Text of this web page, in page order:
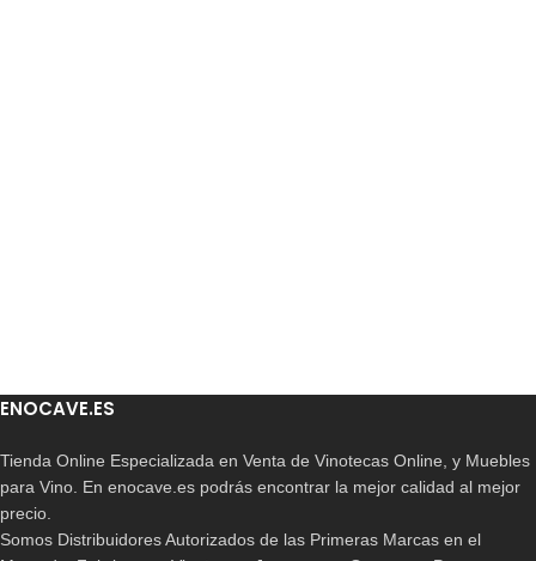
ENOCAVE.ES
Tienda Online Especializada en Venta de Vinotecas Online, y Muebles
para Vino. En enocave.es podrás encontrar la mejor calidad al mejor
precio.
Somos Distribuidores Autorizados de las Primeras Marcas en el